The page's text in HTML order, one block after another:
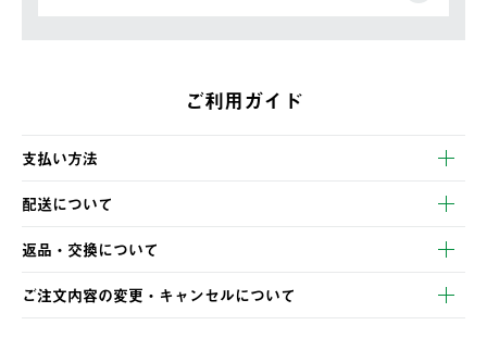
ご利用ガイド
支払い方法
以下のいずれかの方法でお支払いいただけます。
・クレジットカード決済
・コンビニ決済
・Pay-easy決済
配送について
【発送スケジュール】
ご注文・ご入金完了より2営業日以内に商品を発送いたします。
土日祝の発送はございませんので、木曜日以降のご注文は週明け
の発送となる場合がございます。
返品・交換について
※お客様都合の場合
ご注文内容の変更・キャンセルについて